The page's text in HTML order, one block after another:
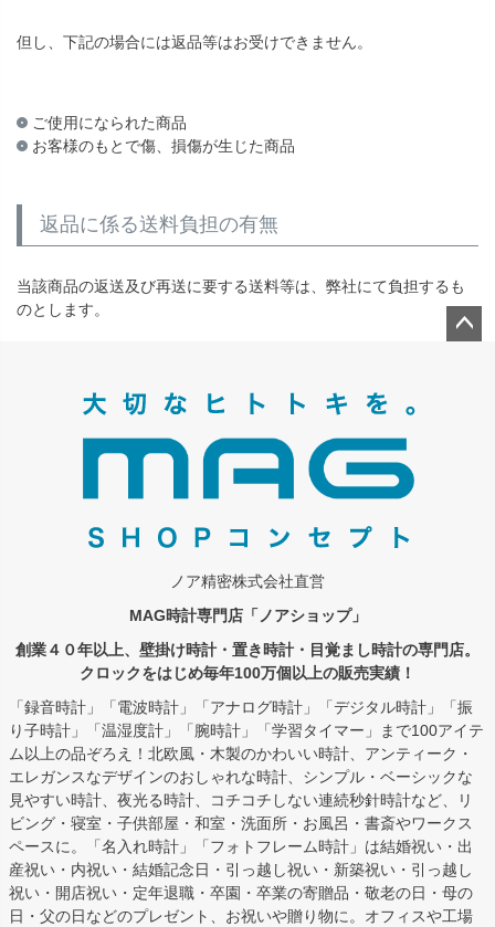
但し、下記の場合には返品等はお受けできません。
ご使用になられた商品
お客様のもとで傷、損傷が生じた商品
返品に係る送料負担の有無
当該商品の返送及び再送に要する送料等は、弊社にて負担するも
のとします。
ノア精密株式会社直営
MAG時計専門店「ノアショップ」
創業４０年以上、壁掛け時計・置き時計・目覚まし時計の専門店。
クロックをはじめ毎年100万個以上の販売実績！
「録音時計」「電波時計」「アナログ時計」「デジタル時計」「振
り子時計」「温湿度計」「腕時計」「学習タイマー」まで100アイテ
ム以上の品ぞろえ！北欧風・木製のかわいい時計、アンティーク・
エレガンスなデザインのおしゃれな時計、シンプル・ベーシックな
見やすい時計、夜光る時計、コチコチしない連続秒針時計など、リ
ビング・寝室・子供部屋・和室・洗面所・お風呂・書斎やワークス
ペースに。「名入れ時計」「フォトフレーム時計」は結婚祝い・出
産祝い・内祝い・結婚記念日・引っ越し祝い・新築祝い・引っ越し
祝い・開店祝い・定年退職・卒園・卒業の寄贈品・敬老の日・母の
日・父の日などのプレゼント、お祝いや贈り物に。オフィスや工場